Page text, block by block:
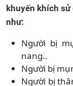
khuyến khích
như:
Người bị
nang..
Người bị
Người bị